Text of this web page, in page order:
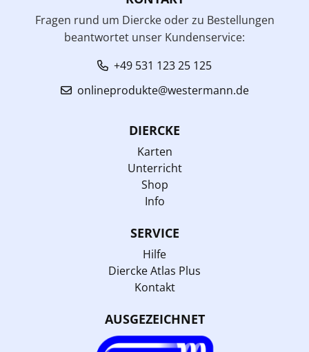
Fragen rund um Diercke oder zu Bestellungen
beantwortet unser Kundenservice:
+49 531 123 25 125
onlineprodukte@westermann.de
DIERCKE
Karten
Unterricht
Shop
Info
SERVICE
Hilfe
Diercke Atlas Plus
Kontakt
AUSGEZEICHNET